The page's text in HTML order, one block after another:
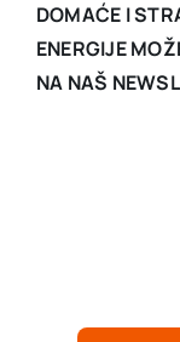
DOMAĆE I
ENERGIJE
NA NAŠ